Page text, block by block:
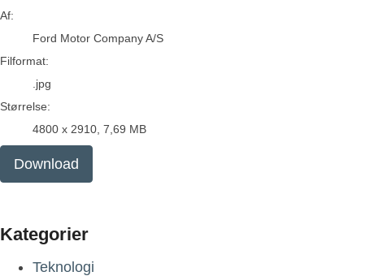
Af:
Ford Motor Company A/S
Filformat:
.jpg
Størrelse:
4800 x 2910, 7,69 MB
Download
Kategorier
Teknologi